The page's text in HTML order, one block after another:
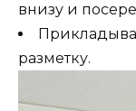
внизу и
разметку.